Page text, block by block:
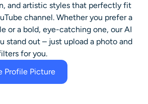
and artistic styles that perfectly fit
channel. Whether you prefer a
or a bold, eye-catching one, our AI
stand out – just upload a photo and
for you.
Profile Picture